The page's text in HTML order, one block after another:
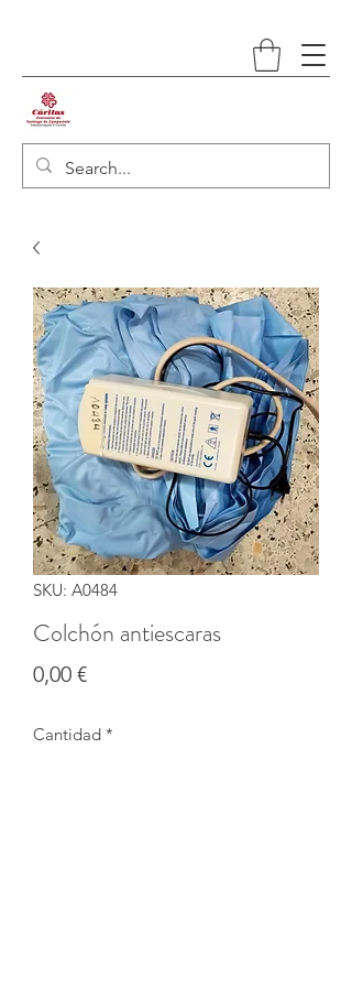
SKU: A0484
Colchón antiescaras
0,00 €Precio
Cantidad *